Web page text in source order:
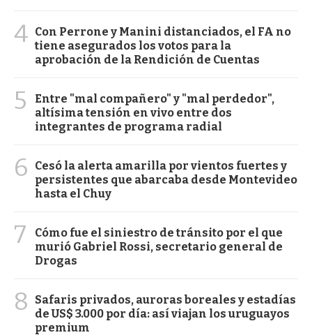
4 Con Perrone y Manini distanciados, el FA no
tiene asegurados los votos para la
aprobación de la Rendición de Cuentas
5
Entre "mal compañero" y "mal perdedor",
altísima tensión en vivo entre dos
integrantes de programa radial
6
Cesó la alerta amarilla por vientos fuertes y
persistentes que abarcaba desde Montevideo
hasta el Chuy
7
Cómo fue el siniestro de tránsito por el que
murió Gabriel Rossi, secretario general de
Drogas
8
Safaris privados, auroras boreales y estadías
de US$ 3.000 por día: así viajan los uruguayos
premium